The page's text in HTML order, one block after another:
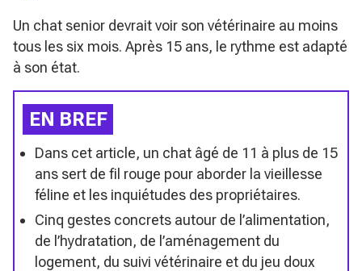
Un chat senior devrait voir son vétérinaire au moins
tous les six mois. Après 15 ans, le rythme est adapté
à son état.
EN BREF
Dans cet article, un chat âgé de 11 à plus de 15
ans sert de fil rouge pour aborder la vieillesse
féline et les inquiétudes des propriétaires.
Cinq gestes concrets autour de l’alimentation,
de l’hydratation, de l’aménagement du
logement, du suivi vétérinaire et du jeu doux